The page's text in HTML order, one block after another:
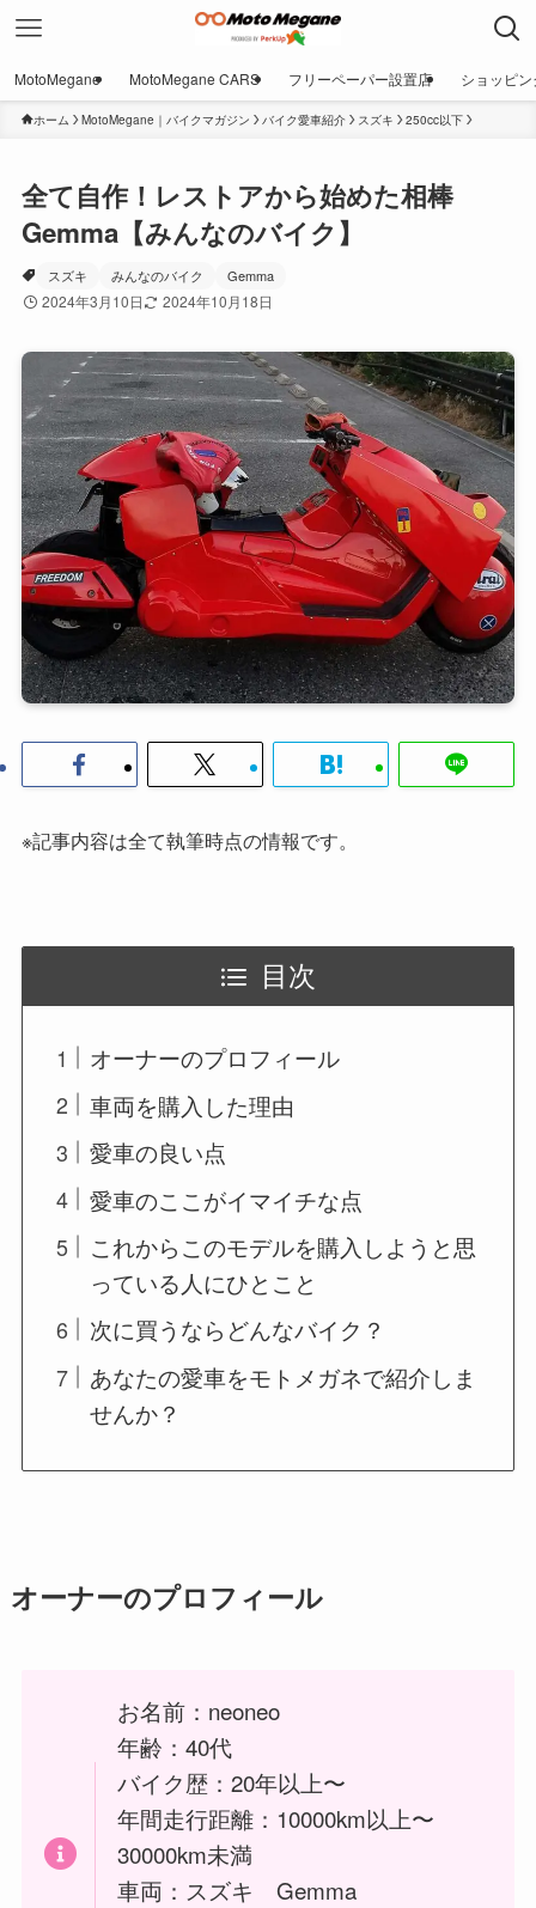
MotoMegane MotoMegane CARS フリーペーパー設置店 ショッピン
ホーム MotoMegane｜バイクマガジン バイク愛車紹介 スズキ 250cc以下
全て自作！レストアから始めた相棒
Gemma【みんなのバイク】
スズキ みんなのバイク Gemma
2024年3月10日 2024年10月18日
※記事内容は全て執筆時点の情報です。
目次
オーナーのプロフィール
車両を購入した理由
愛車の良い点
愛車のここがイマイチな点
これからこのモデルを購入しようと思
っている人にひとこと
次に買うならどんなバイク？
あなたの愛車をモトメガネで紹介しま
せんか？
オーナーのプロフィール
お名前：neoneo
年齢：40代
バイク歴：20年以上〜
年間走行距離：10000km以上〜
30000km未満
車両：スズキ Gemma